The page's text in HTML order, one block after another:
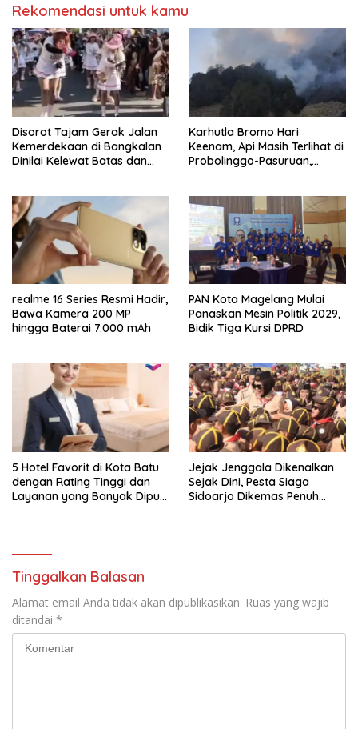
Rekomendasi untuk kamu
Disorot Tajam Gerak Jalan
Kemerdekaan di Bangkalan
Dinilai Kelewat Batas dan
Karhutla Bromo Hari
Keenam, Api Masih Terlihat di
Probolinggo-Pasuruan,
realme 16 Series Resmi Hadir,
Bawa Kamera 200 MP
hingga Baterai 7.000 mAh
PAN Kota Magelang Mulai
Panaskan Mesin Politik 2029,
Bidik Tiga Kursi DPRD
5 Hotel Favorit di Kota Batu
dengan Rating Tinggi dan
Layanan yang Banyak Dipuji
Jejak Jenggala Dikenalkan
Sejak Dini, Pesta Siaga
Sidoarjo Dikemas Penuh
Tinggalkan Balasan
Alamat email Anda tidak akan dipublikasikan. Ruas yang wajib
ditandai *